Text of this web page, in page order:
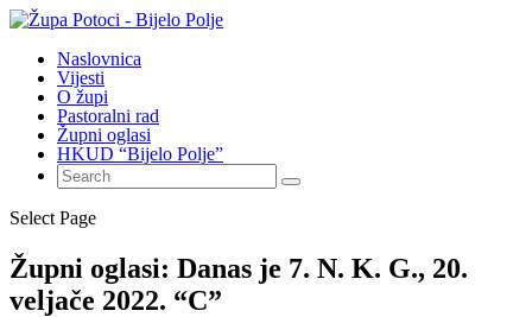
Naslovnica
Vijesti
O župi
Pastoralni rad
Župni oglasi
HKUD “Bijelo Polje”
Select Page
Župni oglasi: Danas je 7. N. K. G., 20.
veljače 2022. “C”